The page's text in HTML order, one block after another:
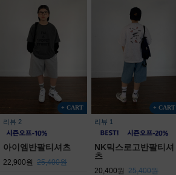
+ CART
리뷰 2
아이엠반팔티셔츠
22,900원 25,400원
+ CART
리뷰 1
NK믹스로고반팔티셔
츠
20,400원 25,400원